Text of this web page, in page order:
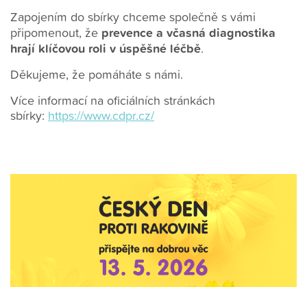
Zapojením do sbírky chceme společně s vámi
připomenout, že prevence a včasná diagnostika
hrají klíčovou roli v úspěšné léčbě.
Děkujeme, že pomáháte s námi.
Více informací na oficiálních stránkách
sbírky: https://www.cdpr.cz/